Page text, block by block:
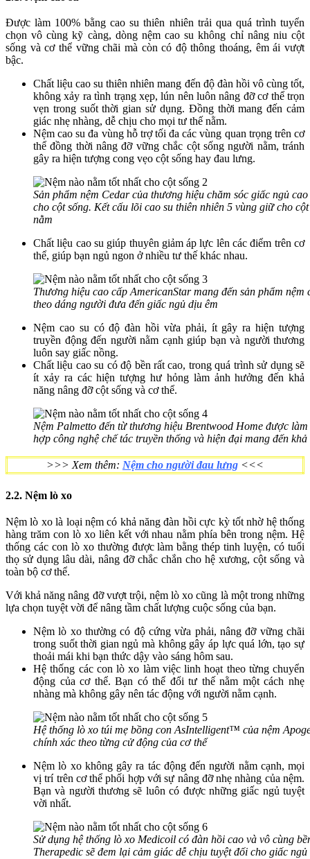
Được làm 100% bằng cao su thiên nhiên trải qua quá trình tuyển
chọn vô cùng kỹ càng, dòng nệm cao su không chỉ nâng niu cột
sống và cơ thể vững chãi mà còn có độ thông thoáng, êm ái vượt
bậc.
Chất liệu cao su thiên nhiên mang đến độ đàn hồi vô cùng tốt,
không xảy ra tình trạng xẹp, lún nên luôn nâng đỡ cơ thể trọn
vẹn trong suốt thời gian sử dụng. Đồng thời mang đến cảm
giác nhẹ nhàng, dễ chịu cho mọi tư thế nằm.
Nệm cao su đa vùng hỗ trợ tối đa các vùng quan trọng trên cơ
thể đồng thời nâng đỡ vững chắc cột sống người nằm, tránh
gây ra hiện tượng cong vẹo cột sống hay đau lưng.
Sản phẩm nệm Cedar của thương hiệu chăm sóc giấc ngủ
cho cột sống. Kết cấu lõi cao su thiên nhiên 5 vùng giữ cho
nằm
Chất liệu cao su giúp thuyên giảm áp lực lên các điểm trên cơ
thể, giúp bạn ngủ ngon ở nhiều tư thế khác nhau.
Thương hiệu cao cấp AmericanStar mang đến sản phẩm
theo dáng người đưa đến giấc ngủ dịu êm
Nệm cao su có độ đàn hồi vừa phải, ít gây ra hiện tượng
truyền động đến người nằm cạnh giúp bạn và người thương
luôn say giấc nồng.
Chất liệu cao su có độ bền rất cao, trong quá trình sử dụng sẽ
ít xảy ra các hiện tượng hư hỏng làm ảnh hưởng đến khả
năng nâng đỡ cột sống và cơ thể.
Nệm Palmetto đến từ thương hiệu Brentwood Home được
hợp công nghệ chế tác truyền thống và hiện đại mang đến
>>> Xem thêm: Nệm cho người đau lưng <<<
2.2. Nệm lò xo
Nệm lò xo là loại nệm có khả năng đàn hồi cực kỳ tốt nhờ hệ thống
hàng trăm con lò xo liên kết với nhau nằm phía bên trong nệm. Hệ
thống các con lò xo thường được làm bằng thép tinh luyện, có tuổi
thọ sử dụng lâu dài, nâng đỡ chắc chắn cho hệ xương, cột sống và
toàn bộ cơ thể.
Với khả năng nâng đỡ vượt trội, nệm lò xo cũng là một trong những
lựa chọn tuyệt vời để nâng tầm chất lượng cuộc sống của bạn.
Nệm lò xo thường có độ cứng vừa phải, nâng đỡ vững chãi
trong suốt thời gian ngủ mà không gây áp lực quá lớn, tạo sự
thoải mái khi bạn thức dậy vào sáng hôm sau.
Hệ thống các con lò xo làm việc linh hoạt theo từng chuyển
động của cơ thể. Bạn có thể đổi tư thế nằm một cách nhẹ
nhàng mà không gây nên tác động với người nằm cạnh.
Hệ thống lò xo túi mẹ bồng con AsIntelligent™ của nệm
chính xác theo từng cử động của cơ thể
Nệm lò xo không gây ra tác động đến người nằm cạnh, mọi
vị trí trên cơ thể phối hợp với sự nâng đỡ nhẹ nhàng của nệm.
Bạn và người thương sẽ luôn có được những giấc ngủ tuyệt
vời nhất.
Sử dụng hệ thống lò xo Medicoil có đàn hồi cao và vô cùng
Therapedic sẽ đem lại cảm giác dễ chịu tuyệt đối cho giấc